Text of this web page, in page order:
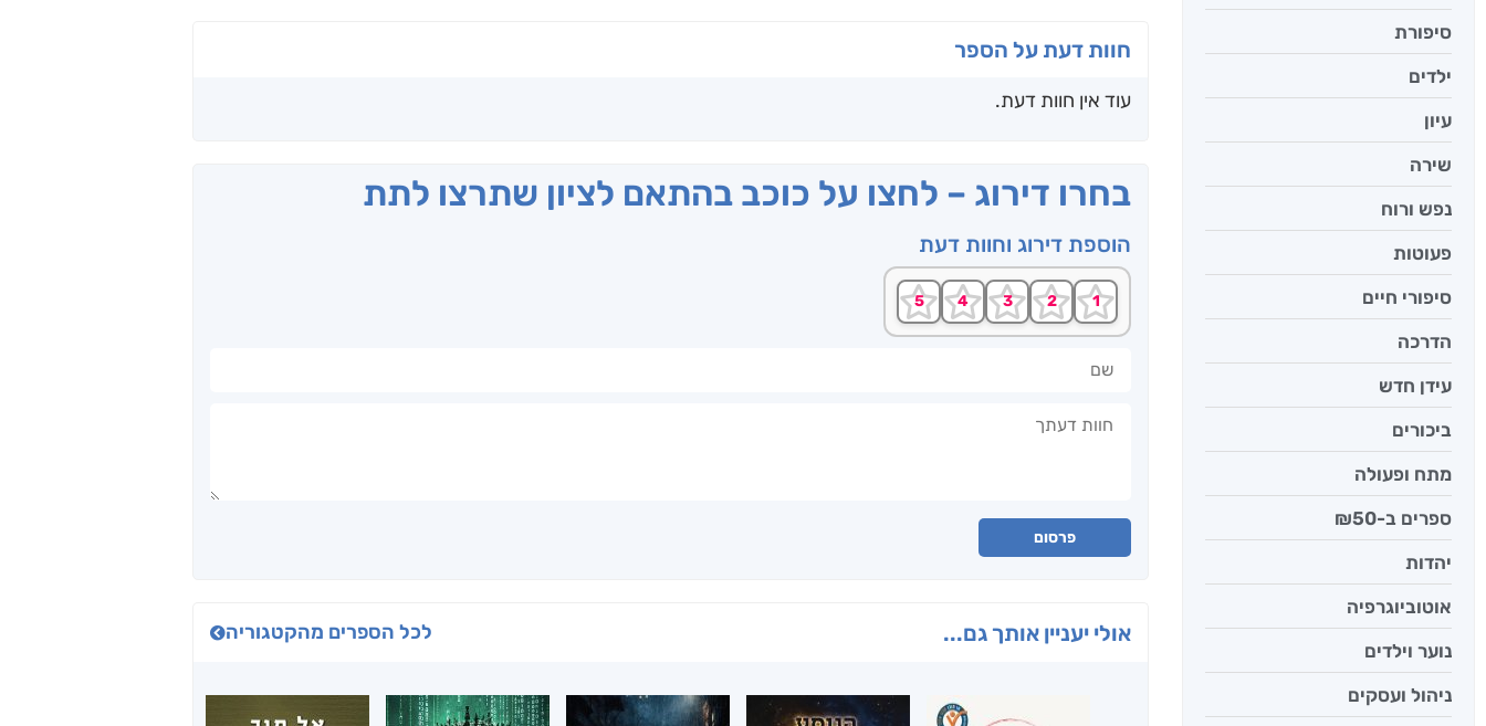
סיפורת
ילדים
עיון
שירה
נפש ורוח
פעוטות
סיפורי חיים
הדרכה
עידן חדש
ביכורים
מתח ופעולה
ספרים ב-₪50
יהדות
אוטוביוגרפיה
נוער וילדים
ניהול ועסקים
חוות דעת על הספר
עוד אין חוות דעת.
בחרו דירוג – לחצו על כוכב בהתאם לציון שתרצו לתת
הוספת דירוג וחוות דעת
פרסום
אולי יעניין אותך גם... לכל הספרים מהקטגוריה